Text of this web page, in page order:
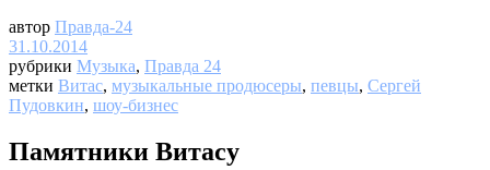
автор Правда-24
31.10.2014
рубрики Музыка, Правда 24
метки Витас, музыкальные продюсеры, певцы, Сергей
Пудовкин, шоу-бизнес
Памятники Витасу